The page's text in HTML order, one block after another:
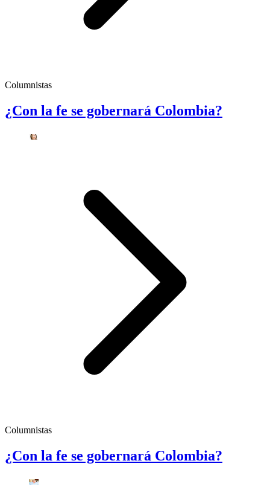
Columnistas
¿Con la fe se gobernará Colombia?
Columnistas
¿Con la fe se gobernará Colombia?